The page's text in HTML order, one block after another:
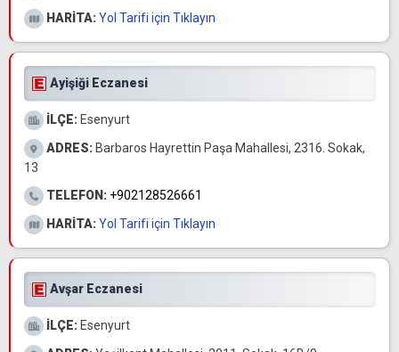
HARİTA:Yol Tarifi için Tıklayın
Ayişiği Eczanesi
İLÇE: Esenyurt
ADRES: Barbaros Hayrettin Paşa Mahallesi, 2316. Sokak,
13
TELEFON: +902128526661
HARİTA:Yol Tarifi için Tıklayın
Avşar Eczanesi
İLÇE: Esenyurt